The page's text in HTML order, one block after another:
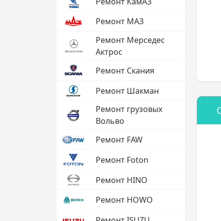
Ремонт МАЗ
Ремонт Мерседес
Актрос
Ремонт Скания
Ремонт Шакман
Ремонт грузовых
Вольво
Ремонт FAW
Ремонт Foton
Ремонт HINO
Ремонт HOWO